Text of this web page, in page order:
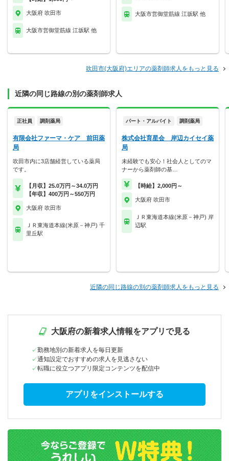
大阪府 吹田市
大阪市営御堂筋線 江坂駅 他
大阪市営御堂筋線 江坂駅 他
吹田市(大阪府)エリアの薬剤師求人をもっと見る
近隣の同じ路線の別の薬剤師求人
正社員 調剤薬局
有限会社ファーマ・ケア 前田薬
局
吹田市内に3店舗経営している薬局
です。
【月収】25.0万円～34.0万円
【年収】400万円～550万円
大阪府 吹田市
ＪＲ東海道本線(米原－神戸) 千
里丘駅
パート・アルバイト 調剤薬局
株式会社育星会 岸辺カイセイ薬
局
未経験でも安心！社会人としてのマ
ナーから薬剤師の基…
【時給】2,000円～
大阪府 吹田市
ＪＲ東海道本線(米原－神戸) 岸
辺駅
近隣の同じ路線の別の薬剤師求人をもっと見る
大阪府の新着求人情報をアプリで見る
勤務地別の新着求人を毎日更新
通知設定でおすすめの求人を見逃さない
転職に役立つアプリ限定コンテンツを配信中
アプリをインストールする